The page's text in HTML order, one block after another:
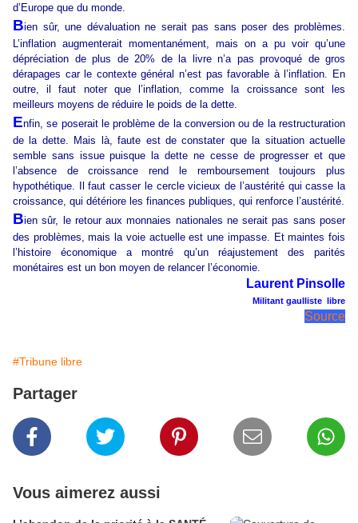
d’Europe que du monde.
Bien sûr, une dévaluation ne serait pas sans poser des problèmes.
L’inflation augmenterait momentanément, mais on a pu voir qu’une
dépréciation de plus de 20% de la livre n’a pas provoqué de gros
dérapages car le contexte général n’est pas favorable à l’inflation. En
outre, il faut noter que l’inflation, comme la croissance sont les
meilleurs moyens de réduire le poids de la dette.
Enfin, se poserait le problème de la conversion ou de la restructuration
de la dette. Mais là, faute est de constater que la situation actuelle
semble sans issue puisque la dette ne cesse de progresser et que
l’absence de croissance rend le remboursement toujours plus
hypothétique. Il faut casser le cercle vicieux de l’austérité qui casse la
croissance, qui détériore les finances publiques, qui renforce l’austérité.
Bien sûr, le retour aux monnaies nationales ne serait pas sans poser
des problèmes, mais la voie actuelle est une impasse. Et maintes fois
l’histoire économique a montré qu’un réajustement des parités
monétaires est un bon moyen de relancer l’économie.
Laurent Pinsolle
Militant gaulliste libre
Source
#Tribune libre
Partager
Vous aimerez aussi